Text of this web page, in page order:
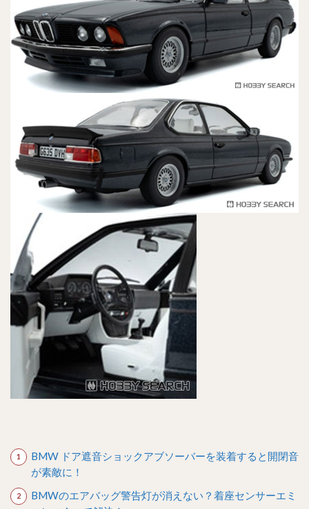
BMW ドア遮音ショックアブソーバーを装着すると開閉音
が素敵に！
BMWのエアバッグ警告灯が消えない？着座センサーエミ